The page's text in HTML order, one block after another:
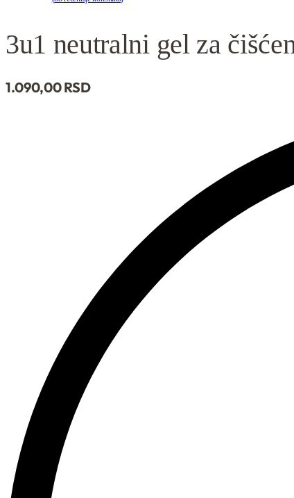
3u1 neutralni gel za
1.090,00RSD